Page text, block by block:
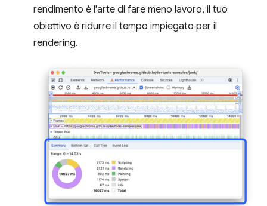
rendimento è l'arte di fare meno lavoro, il tuo
obiettivo è ridurre il tempo impiegato per il
rendering.